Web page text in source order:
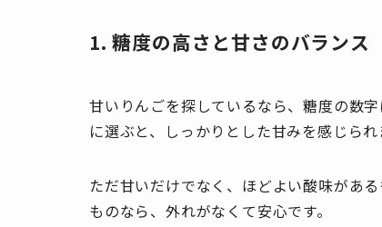
1. 糖度の高さと甘さのバランス
甘いりんごを探しているなら、糖度の数
に選ぶと、しっかりとした甘みを感じられ
ただ甘いだけでなく、ほどよい酸味があ
ものなら、外れがなくて安心です。